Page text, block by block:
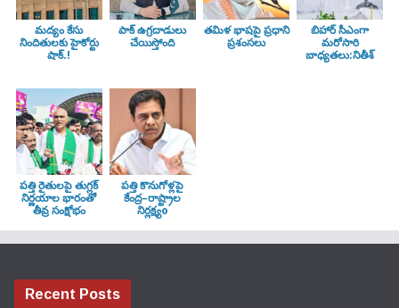
మద్యం కేసు
నిందితులకు హైకోర్టు
షాక్.!
పాక్ ఉగ్రదాడులు
చేయిస్తోంది
తమిళ భాషపై ప్రధాని
ప్రశంసలు
బిహార్ సీఎంగా
మరోసారి
బాధ్యతలు:నితీశ్
పత్తి రైతులపై తుగ్లక్‌
నిర్ణయాల భారంతో
తీవ్ర సంక్షోభం
పత్తి కొనుగోళ్లపై
కేంద్ర–రాష్ట్రాల
నిర్లక్ష్యo
Recent Posts